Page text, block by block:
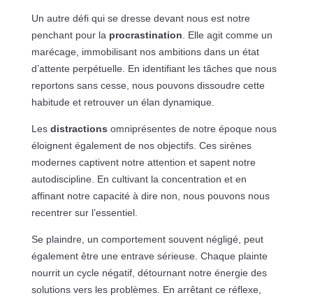
Un autre défi qui se dresse devant nous est notre
penchant pour la procrastination . Elle agit comme un
marécage, immobilisant nos ambitions dans un état
d’attente perpétuelle. En identifiant les tâches que nous
reportons sans cesse, nous pouvons dissoudre cette
habitude et retrouver un élan dynamique.
Les distractions omniprésentes de notre époque nous
éloignent également de nos objectifs. Ces sirènes
modernes captivent notre attention et sapent notre
autodiscipline. En cultivant la concentration et en
affinant notre capacité à dire non, nous pouvons nous
recentrer sur l’essentiel.
Se plaindre, un comportement souvent négligé, peut
également être une entrave sérieuse. Chaque plainte
nourrit un cycle négatif, détournant notre énergie des
solutions vers les problèmes. En arrêtant ce réflexe,